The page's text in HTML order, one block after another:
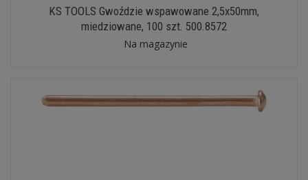
KS TOOLS Gwoździe wspawowane 2,5x50mm,
miedziowane, 100 szt. 500.8572
Na magazynie